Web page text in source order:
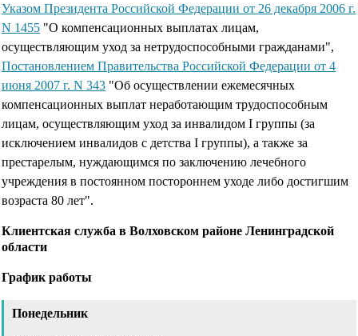
Указом Президента Российской Федерации от 26 декабря 2006 г.
N 1455 "О компенсационных выплатах лицам,
осуществляющим уход за нетрудоспособными гражданами",
Постановлением Правительства Российской Федерации от 4
июня 2007 г. N 343 "Об осуществлении ежемесячных
компенсационных выплат неработающим трудоспособным
лицам, осуществляющим уход за инвалидом I группы (за
исключением инвалидов с детства I группы), а также за
престарелым, нуждающимся по заключению лечебного
учреждения в постоянном постороннем уходе либо достигшим
возраста 80 лет".
Клиентская служба в Волховском районе Ленинградской
области
График работы
Понедельник